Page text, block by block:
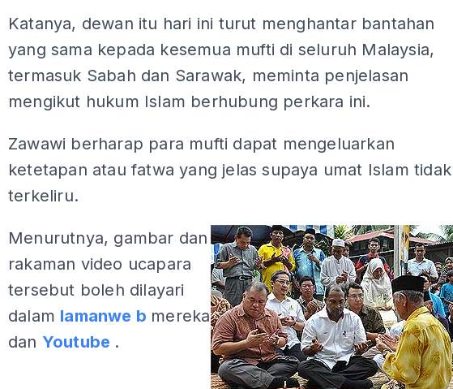
Katanya, dewan itu hari ini turut menghantar bantahan
yang sama kepada kesemua mufti di seluruh Malaysia,
termasuk Sabah dan Sarawak, meminta penjelasan
mengikut hukum Islam berhubung perkara ini.
Zawawi berharap para mufti dapat mengeluarkan
ketetapan atau fatwa yang jelas supaya umat Islam tidak
terkeliru.
Menurutnya, gambar dan
rakaman video ucapara
tersebut boleh dilayari
dalam lamanwe b mereka
dan Youtube .